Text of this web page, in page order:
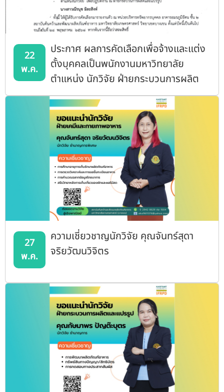
22
พ.ค.
ประกาศ ผลการคัดเลือกเพื่อจ้างและแต่ง
ตั้งบุคคลเป็นพนักงานมหาวิทยาลัย
ตำแหน่ง นักวิจัย ฝ่ายกระบวนการผลิต
และแปรรูป
27
พ.ค.
ความเชี่ยวชาญนักวิจัย คุณจันทร์สุดา
จริยวัฒนวิจิตร